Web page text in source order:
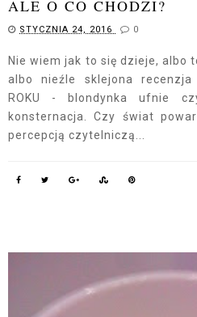
ALE O CO CHODZI?
STYCZNIA 24, 2016 0
Nie wiem jak to się dzieje, albo
albo nieźle sklejona recenzja
ROKU - blondynka ufnie
konsternacja. Czy świat
percepcją czytelniczą...